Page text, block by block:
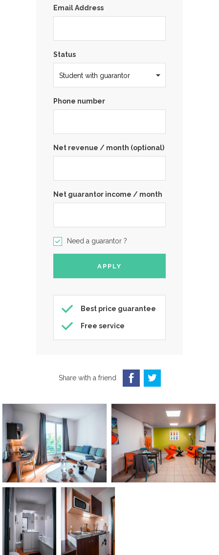
Email Address
Status
Phone number
Net revenue / month (optional)
Net guarantor income / month
Need a guarantor ?
Best price guarantee
Free service
Share with a friend